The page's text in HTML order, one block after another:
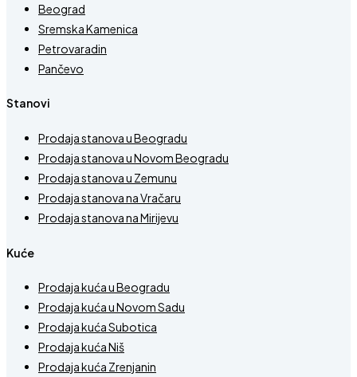
Beograd
Sremska Kamenica
Petrovaradin
Pančevo
Stanovi
Prodaja stanova u Beogradu
Prodaja stanova u Novom Beogradu
Prodaja stanova u Zemunu
Prodaja stanova na Vračaru
Prodaja stanova na Mirijevu
Kuće
Prodaja kuća u Beogradu
Prodaja kuća u Novom Sadu
Prodaja kuća Subotica
Prodaja kuća Niš
Prodaja kuća Zrenjanin